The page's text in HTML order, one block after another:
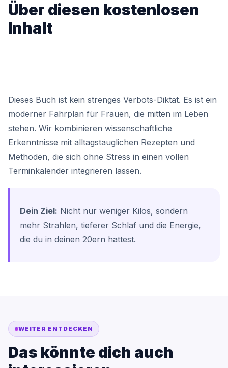
Über diesen kostenlosen
Inhalt
Dieses Buch ist kein strenges Verbots-Diktat. Es ist ein
moderner Fahrplan für Frauen, die mitten im Leben
stehen. Wir kombinieren wissenschaftliche
Erkenntnisse mit alltagstauglichen Rezepten und
Methoden, die sich ohne Stress in einen vollen
Terminkalender integrieren lassen.
Dein Ziel: Nicht nur weniger Kilos, sondern
mehr Strahlen, tieferer Schlaf und die Energie,
die du in deinen 20ern hattest.
WEITER ENTDECKEN
Das könnte dich auch